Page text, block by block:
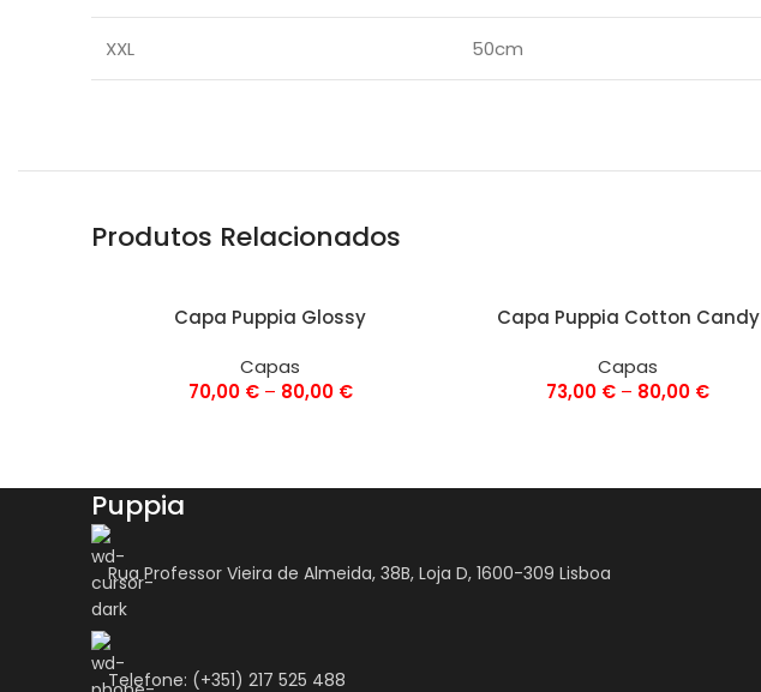
XXL 50cm
Produtos Relacionados
VER OPÇÕESCapa Puppia Glossy
Capas
70,00 € – 80,00 €
VER OPÇÕES
Capa Puppia Cotton Candy
Capas
73,00 € – 80,00 €
Puppia
Rua Professor Vieira de Almeida, 38B, Loja D, 1600-309 Lisboa
Telefone: (+351) 217 525 488